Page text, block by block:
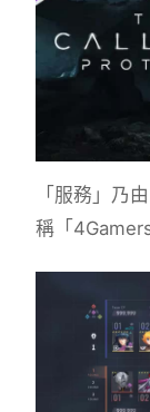
「服務」乃
稱「